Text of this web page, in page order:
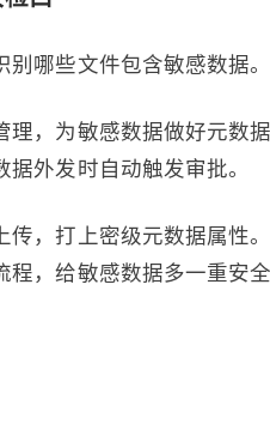
别哪些文件包含敏感数据
理，为敏感数据做好元数
外发时自动触发审批。
传，打上密级元数据属性
程，给敏感数据多一重安